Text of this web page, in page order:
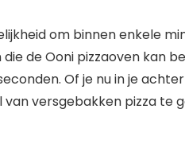
om binnen enkele
de Ooni pizzaoven kan
Of je nu in je
versgebakken pizza te